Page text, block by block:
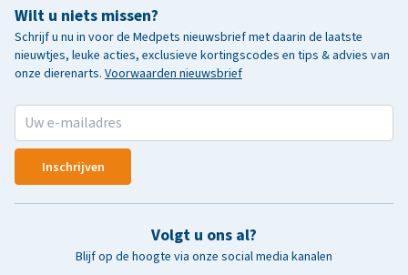
Wilt u niets missen?
Schrijf u nu in voor de Medpets nieuwsbrief met daarin de laatste
nieuwtjes, leuke acties, exclusieve kortingscodes en tips & advies van
onze dierenarts. Voorwaarden nieuwsbrief
Inschrijven
Volgt u ons al?
Blijf op de hoogte via onze social media kanalen